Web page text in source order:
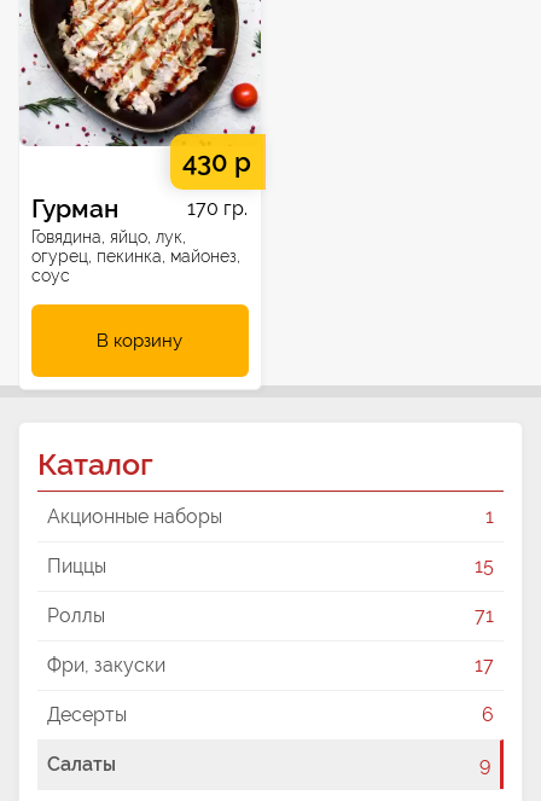
430 р
Гурман 170 гр.
Говядина, яйцо, лук,
огурец, пекинка, майонез,
соус
В корзину
Каталог
Акционные наборы 1
Пиццы 15
Роллы 71
Фри, закуски 17
Десерты 6
Салаты 9